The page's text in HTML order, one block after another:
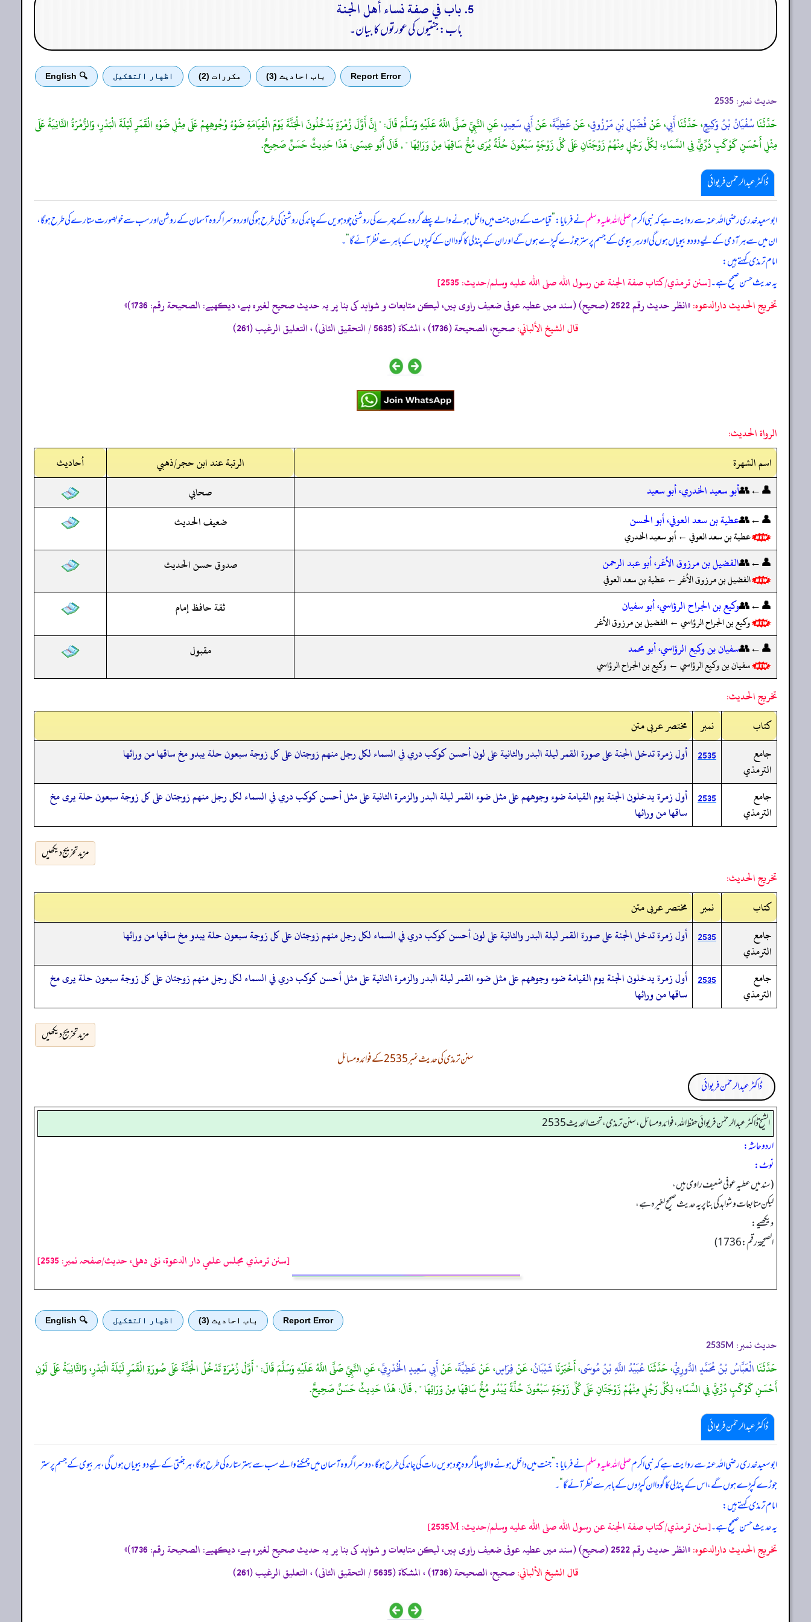
5. باب في صفة نساء أهل الجنة
باب: جنتیوں کی عورتوں کا بیان۔
Report Error باب احادیث (3) مكررات (2) اظهار التشكيل 🔍 English
حدیث نمبر: 2535
حَدَّثَنَاسُفْيَانُ بْنُ وَكِيعٍ، حَدَّثَنَاأَبِي، عَنْفُضَيْلِ بْنِ مَرْزُوقٍ، عَنْعَطِيَّةَ، عَنْأَبِي سَعِيدٍ، عَنِ النَّبِيِّ صَلَّى اللَّهُ عَلَيْهِ وَسَلَّمَ قَالَ: " إِنَّ أَوَّلَ زُمْرَةٍ يَدْخُلُونَ الْجَنَّةَ يَوْمَ الْقِيَامَةِ ضَوْءُ وُجُوهِهِمْ عَلَى مِثْلِ ضَوْءِ الْقَمَرِ لَيْلَةَ الْبَدْرِ، وَالزُّمْرَةُ الثَّانِيَةُ عَلَى
مِثْلِ أَحْسَنِ كَوْكَبٍ دُرِّيٍّ فِي السَّمَاءِ، لِكُلِّ رَجُلٍ مِنْهُمْ زَوْجَتَانِ عَلَى كُلِّ زَوْجَةٍ سَبْعُونَ حُلَّةً يُرَى مُخُّ سَاقِهَا مِنْ وَرَائِهَا " , قَالَ أَبُو عِيسَى: هَذَا حَدِيثٌ حَسَنٌ صَحِيحٌ.
ڈاکٹر عبدالرحمٰن فریوائی
ابو سعید خدری رضی الله عنہ سے روایت ہے کہنبی اکرمصلی اللہ علیہ وسلمنے فرمایا:”قیامت کے دن جنت میں داخل ہونے والے پہلے گروہ کے چہرے کی روشنی چودہویں کے چاند کی روشنی کی طرح ہو گی اور دوسرا گروہ آسمان کے روشن اور سب سے خوبصورت ستارے کی طرح ہو گا،
ان میں سے ہر آدمی کے لیے دو دو بیویاں ہوں گی اور ہر بیوی کے جسم پر ستر جوڑے کپڑے ہوں گے اور ان کے پنڈلی کا گودا ان کے کپڑوں کے باہر سے نظر آئے گا“۔
امام ترمذی کہتے ہیں:
یہ حدیث حسن صحیح ہے۔[سنن ترمذي/كتاب صفة الجنة عن رسول الله صلى الله عليه وسلم/حدیث: 2535]
تخریج الحدیث دارالدعوہ:«انظر حدیث رقم 2522 (صحیح) (سند میں عطیہ عوفی ضعیف راوی ہیں، لیکن متابعات و شواہد کی بنا پر یہ حدیث صحیح لغیرہ ہے، دیکھیے: الصحیحة رقم: 1736)»
قال الشيخ الألباني:صحيح، الصحيحة (1736) ، المشكاة (5635 / التحقيق الثانى) ، التعليق الرغيب (261)
الرواة الحديث:
اسم الشهرة
الرتبة عند ابن حجر/ذهبي
أحاديث
👤←👥أبو سعيد الخدري، أبو سعيد
صحابي
👤←👥عطية بن سعد العوفي، أبو الحسن
عطية بن سعد العوفي ← أبو سعيد الخدري
ضعيف الحديث
👤←👥الفضيل بن مرزوق الأغر، أبو عبد الرحمن
الفضيل بن مرزوق الأغر ← عطية بن سعد العوفي
صدوق حسن الحديث
👤←👥وكيع بن الجراح الرؤاسي، أبو سفيان
وكيع بن الجراح الرؤاسي ← الفضيل بن مرزوق الأغر
ثقة حافظ إمام
👤←👥سفيان بن وكيع الرؤاسي، أبو محمد
سفيان بن وكيع الرؤاسي ← وكيع بن الجراح الرؤاسي
مقبول
تخريج الحديث:
کتاب
نمبر
مختصر عربی متن
جامع
الترمذي
2535 أول زمرة تدخل الجنة على صورة القمر ليلة البدر والثانية على لون أحسن كوكب دري في السماء لكل رجل منهم زوجتان على كل زوجة سبعون حلة يبدو مخ ساقها من ورائها
جامع
الترمذي
2535 أول زمرة يدخلون الجنة يوم القيامة ضوء وجوههم على مثل ضوء القمر ليلة البدر والزمرة الثانية على مثل أحسن كوكب دري في السماء لكل رجل منهم زوجتان على كل زوجة سبعون حلة يرى مخ
ساقها من ورائها
مزید تخریج دیکھیں
تخريج الحديث:
کتاب
نمبر
مختصر عربی متن
جامع
الترمذي
2535 أول زمرة تدخل الجنة على صورة القمر ليلة البدر والثانية على لون أحسن كوكب دري في السماء لكل رجل منهم زوجتان على كل زوجة سبعون حلة يبدو مخ ساقها من ورائها
جامع
الترمذي
2535 أول زمرة يدخلون الجنة يوم القيامة ضوء وجوههم على مثل ضوء القمر ليلة البدر والزمرة الثانية على مثل أحسن كوكب دري في السماء لكل رجل منهم زوجتان على كل زوجة سبعون حلة يرى مخ
ساقها من ورائها
مزید تخریج دیکھیں
سنن ترمذی کی حدیث نمبر 2535 کے فوائد و مسائل
ڈاکٹر عبدالرحمٰن فریوائی
الشیخ ڈاکٹر عبد الرحمٰن فریوائی حفظ اللہ، فوائد و مسائل، سنن ترمذی، تحت الحديث 2535
اردو حاشہ:
نوٹ:
(سند میں عطیہ عوفی ضعیف راوی ہیں،
لیکن متابعات و شواہد کی بنا پر یہ حدیث صحیح لغیرہ ہے،
دیکھیے:
الصحیحة رقم: 1736)
[سنن ترمذي مجلس علمي دار الدعوة، نئى دهلى، حدیث/صفحہ نمبر: 2535]
Report Error باب احادیث (3) اظهار التشكيل 🔍 English
حدیث نمبر: 2535M
حَدَّثَنَاالْعَبَّاسُ بْنُ مُحَمَّدٍ الدُّورِيُّ، حَدَّثَنَاعُبَيْدُ اللَّهِ بْنُ مُوسَى، أَخْبَرَنَاشَيْبَانُ، عَنْفِرَاسٍ، عَنْعَطِيَّةَ، عَنْأَبِي سَعِيدٍ الْخُدْرِيِّ، عَنِ النَّبِيِّ صَلَّى اللَّهُ عَلَيْهِ وَسَلَّمَ قَالَ: " أَوَّلُ زُمْرَةٍ تَدْخُلُ الْجَنَّةَ عَلَى صُورَةِ الْقَمَرِ لَيْلَةَ الْبَدْرِ، وَالثَّانِيَةُ عَلَى لَوْنِ
أَحْسَنِ كَوْكَبٍ دُرِّيٍّ فِي السَّمَاءِ، لِكُلِّ رَجُلٍ مِنْهُمْ زَوْجَتَانِ عَلَى كُلِّ زَوْجَةٍ سَبْعُونَ حُلَّةً يَبْدُو مُخُّ سَاقِهَا مِنْ وَرَائِهَا " , قَالَ: هَذَا حَدِيثٌ حَسَنٌ صَحِيحٌ.
ڈاکٹر عبدالرحمٰن فریوائی
ابو سعید خدری رضی الله عنہ سے روایت ہے کہنبی اکرمصلی اللہ علیہ وسلمنے فرمایا:”جنت میں داخل ہونے والا پہلا گروہ چودہویں رات کی چاند کی طرح ہو گا، دوسرا گروہ آسمان میں چمکنے والے سب سے بہتر ستارہ کی طرح ہو گا، ہر جنتی کے لیے دو بیویاں ہوں گی، ہر بیوی کے جسم پر ستر
جوڑے کپڑے ہوں گے، اس کے پنڈلی کا گودا ان کپڑوں کے باہر سے نظر آئے گا“۔
امام ترمذی کہتے ہیں:
یہ حدیث حسن صحیح ہے۔[سنن ترمذي/كتاب صفة الجنة عن رسول الله صلى الله عليه وسلم/حدیث: 2535M]
تخریج الحدیث دارالدعوہ:«انظر حدیث رقم 2522 (صحیح) (سند میں عطیہ عوفی ضعیف راوی ہیں، لیکن متابعات و شواہد کی بنا پر یہ حدیث صحیح لغیرہ ہے، دیکھیے: الصحیحة رقم: 1736)»
قال الشيخ الألباني:صحيح، الصحيحة (1736) ، المشكاة (5635 / التحقيق الثانى) ، التعليق الرغيب (261)